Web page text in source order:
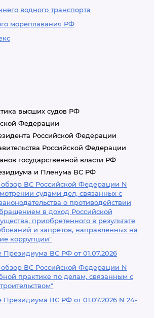
водного транспорта
мореплавания РФ
высших судов РФ
Федерации
Российской Федерации
Российской Федерации
государственной власти РФ
и Пленума ВС РФ
обзор ВС Российской Федерации N
судами дел, связанных с
о противодействии
в доход Российской
приобретенного в результате
и запретов, направленных на
коррупции"
Президиума ВС РФ от 01.07.2026
обзор ВС Российской Федерации N
практике по делам, связанным с
Президиума ВС РФ от 01.07.2026 N 24-